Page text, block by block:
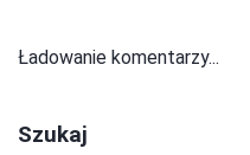
Ładowanie komentarzy...
Szukaj